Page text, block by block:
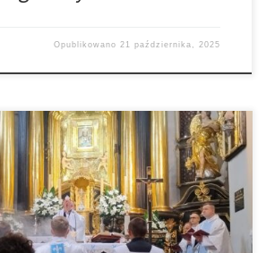
Opublikowano21 października, 2025
parafia brała udział w czuwaniu w
MB Tuchowskiej. Nabożeństwo
12.00 Mszą Św., następnie krótkie
drogi powołania i zakończenie wspólną
Sakramentu. Wraz z nami modlili się